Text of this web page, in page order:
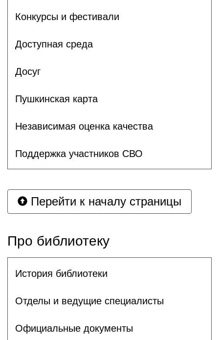
Конкурсы и фестивали
Доступная среда
Досуг
Пушкинская карта
Независимая оценка качества
Поддержка участников СВО
Перейти к началу страницы
Про библиотеку
История библиотеки
Отделы и ведущие специалисты
Официальные документы